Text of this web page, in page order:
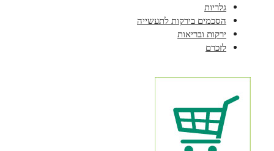
גלריות
הסכמים בירקות לתעשייה
ירקות ובריאות
לזכרם